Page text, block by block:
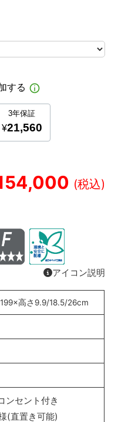
アイコン説明
高さ9.9/18.5/26cm
ンセント付き
(直置き可能)